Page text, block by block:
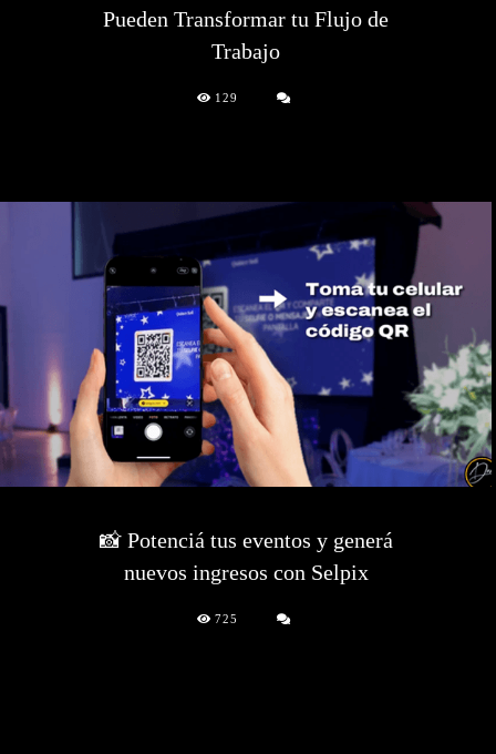
Pueden Transformar tu Flujo de
Trabajo
129
📸 Potenciá tus eventos y generá
nuevos ingresos con Selpix
725